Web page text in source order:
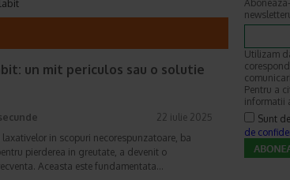
un mit periculos sau o solutie
22 iulie 2025
in scopuri necorespunzatoare, ba
pierderea in greutate, a devenit o
Aceasta este fundamentata…
Utilizam
Pentru a
informatii
Sunt
de